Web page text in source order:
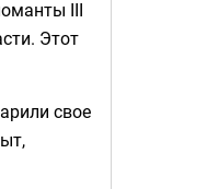
III
Этот
свое